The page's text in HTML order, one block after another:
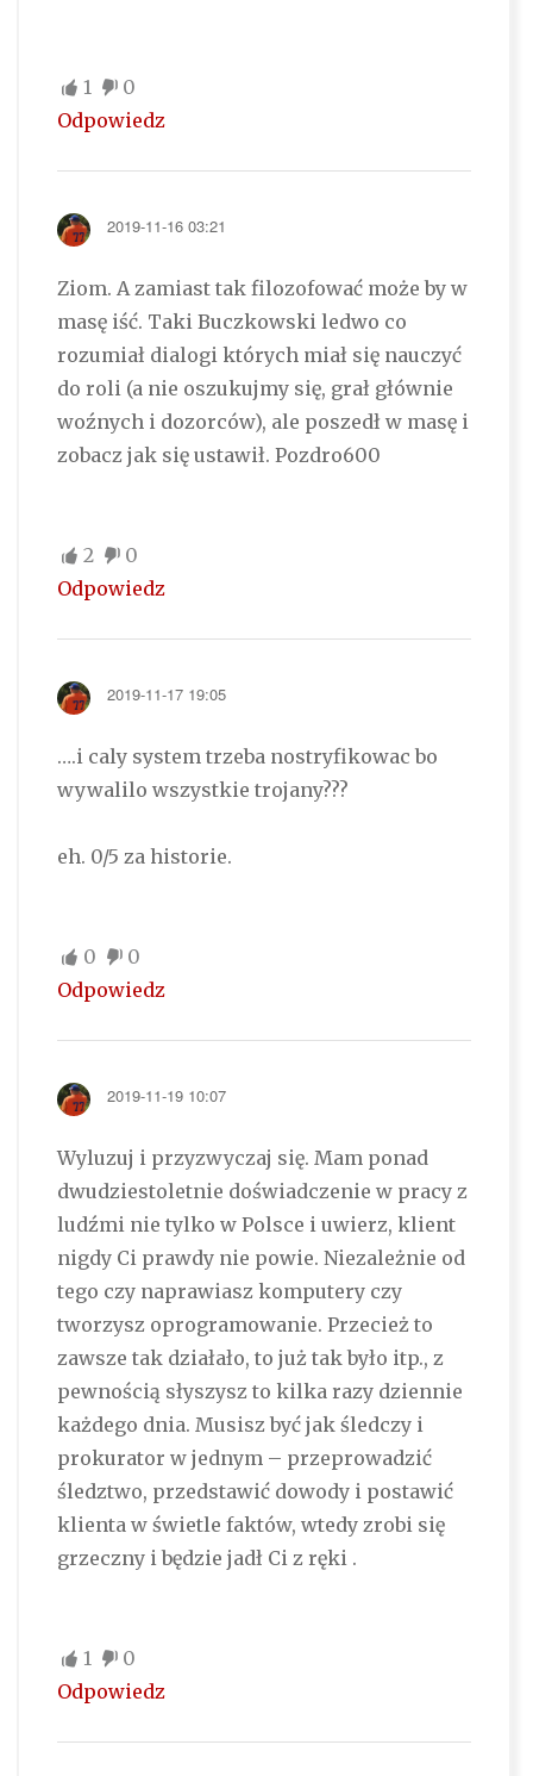
1
0
Odpowiedz
2019-11-16 03:21
Ziom. A zamiast tak filozofować może by w
masę iść. Taki Buczkowski ledwo co
rozumiał dialogi których miał się nauczyć
do roli (a nie oszukujmy się, grał głównie
woźnych i dozorców), ale poszedł w masę i
zobacz jak się ustawił. Pozdro600
2
0
Odpowiedz
2019-11-17 19:05
….i caly system trzeba nostryfikowac bo
wywalilo wszystkie trojany???
eh. 0/5 za historie.
0
0
Odpowiedz
2019-11-19 10:07
Wyluzuj i przyzwyczaj się. Mam ponad
dwudziestoletnie doświadczenie w pracy z
ludźmi nie tylko w Polsce i uwierz, klient
nigdy Ci prawdy nie powie. Niezależnie od
tego czy naprawiasz komputery czy
tworzysz oprogramowanie. Przecież to
zawsze tak działało, to już tak było itp., z
pewnością słyszysz to kilka razy dziennie
każdego dnia. Musisz być jak śledczy i
prokurator w jednym – przeprowadzić
śledztwo, przedstawić dowody i postawić
klienta w świetle faktów, wtedy zrobi się
grzeczny i będzie jadł Ci z ręki .
1
0
Odpowiedz